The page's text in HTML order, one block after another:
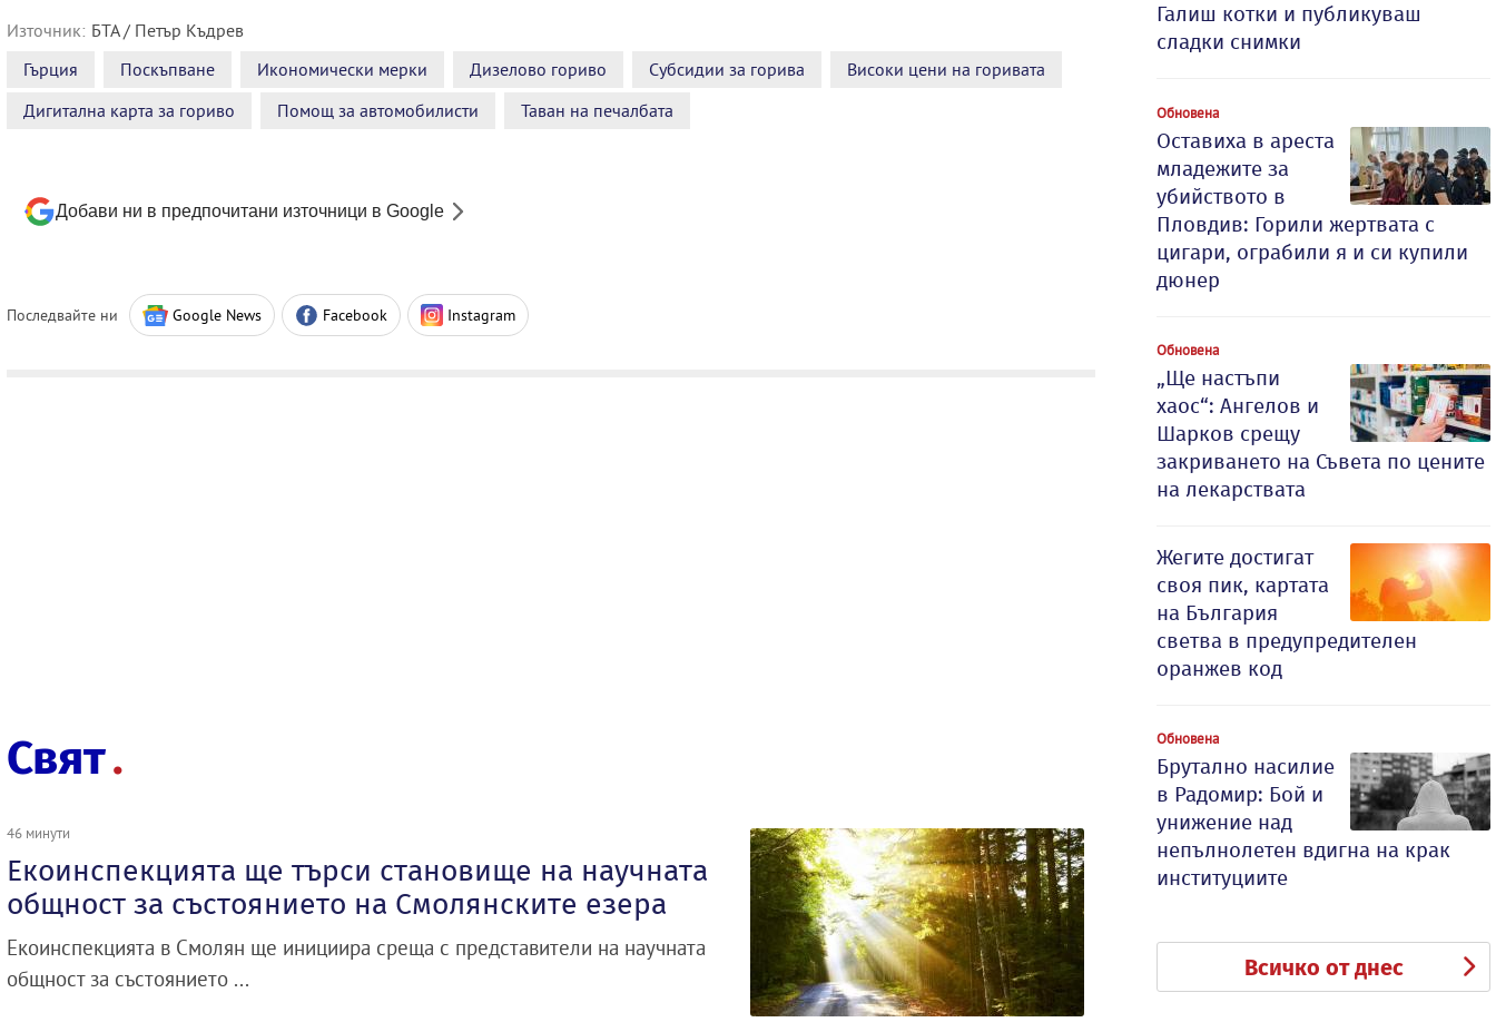
Източник: БТА / Петър Къдрев
Гърция
Поскъпване Икономически мерки Дизелово гориво Субсидии за горива
Високи цени на горивата
Дигитална карта за гориво
Помощ за автомобилисти Таван на печалбата
Добави ни в предпочитани източници в Google
Последвайте ни Google News Facebook Instagram
Свят
46 минути
Екоинспекцията ще търси становище на научната
общност за състоянието на Смолянските езера
Екоинспекцията в Смолян ще инициира среща с представители на научната
общност за състоянието ...
Галиш котки и публикуваш
сладки снимки
Обновена
Оставиха в ареста
младежите за
убийството в
Пловдив: Горили жертвата с
цигари, ограбили я и си купили
дюнер
Обновена
„Ще настъпи
хаос“: Ангелов и
Шарков срещу
закриването на Съвета по цените
на лекарствата
Жегите достигат
своя пик, картата
на България
светва в предупредителен
оранжев код
Обновена
Брутално насилие
в Радомир: Бой и
унижение над
непълнолетен вдигна на крак
институциите
Всичко от днес